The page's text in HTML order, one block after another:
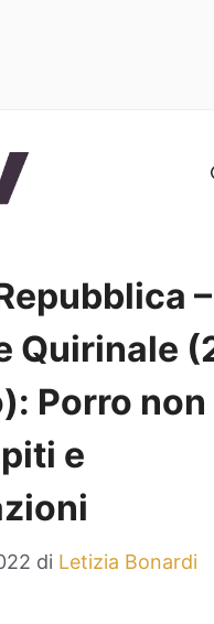
–
Quirinale
Porro non
e
di Letizia Bonardi